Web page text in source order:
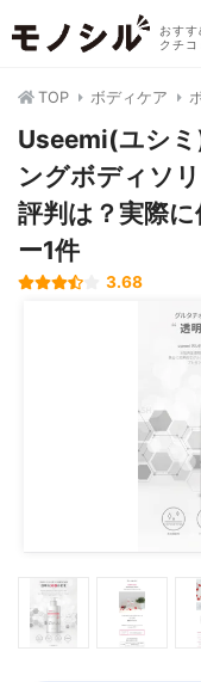
おす
クチコ
TOP ボディケア
Useemi(ユシ
ングボディソ
評判は？実際
ー1件
3.68